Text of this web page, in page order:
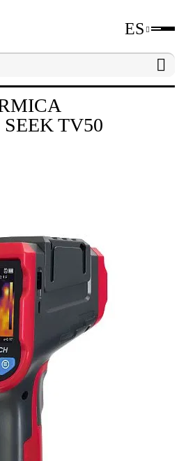
ES
Dispositivos de ensayo no
TV50